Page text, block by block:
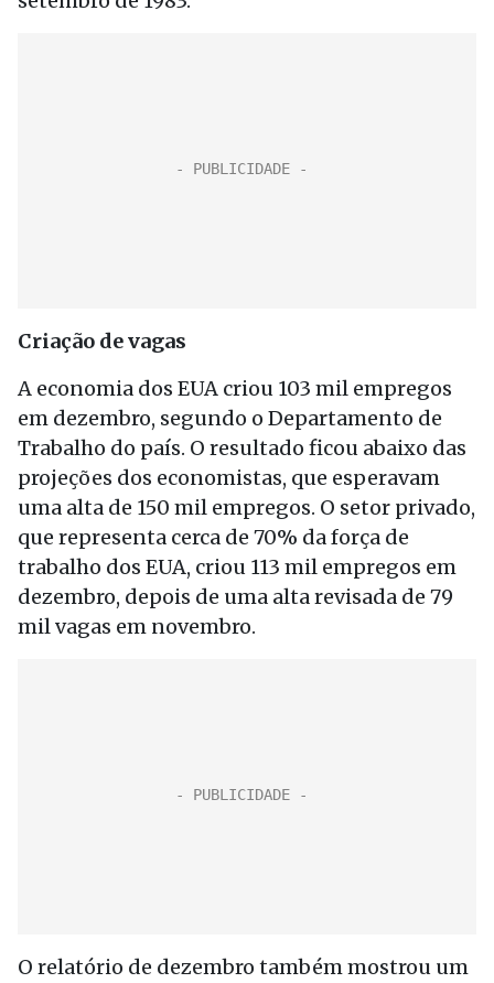
Criação de vagas
A economia dos EUA criou 103 mil empregos
em dezembro, segundo o Departamento de
Trabalho do país. O resultado ficou abaixo das
projeções dos economistas, que esperavam
uma alta de 150 mil empregos. O setor privado,
que representa cerca de 70% da força de
trabalho dos EUA, criou 113 mil empregos em
dezembro, depois de uma alta revisada de 79
mil vagas em novembro.
O relatório de dezembro também mostrou um